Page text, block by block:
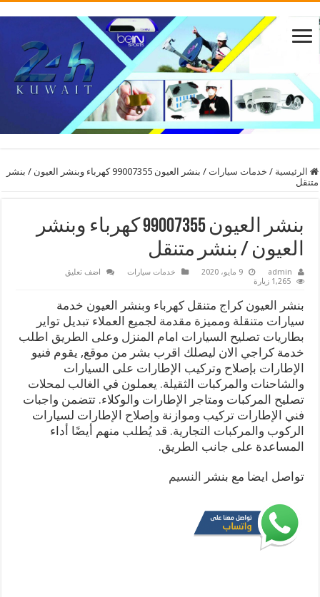
الرئيسية / خدمات سيارات /
بنشر العيون 99007355 كهرباء وبنشر العيون / بنشر
متنقل
بنشر العيون 99007355 كهرباء وبنشر
العيون / بنشر متنقل
admin 9 مايو، 2020 خدمات سيارات
اضف تعليق
1,265 زيارة
بنشر العيون كراج متنقل كهرباء وبنشر العيون خدمة
سيارات متنقلة ومميزة مقدمة لجميع العملاء تبديل تواير
بطاريات تصليح السيارات امام المنزل وعلى الطريق اطلب
خدمة كراجي الان ليصلك اقرب بشر من موقع, يقوم فنيو
الإطارات بإصلاح وتركيب الإطارات على السيارات
والشاحنات والمركبات الثقيلة. يعملون في الغالب لمحلات
تصليح المركبات ومتاجر الإطارات والوكلاء. تتضمن واجبات
فني الإطارات تركيب وموازنة وإصلاح الإطارات لسيارات
الركوب والمركبات التجارية. قد يُطلب منهم أيضًا أداء
المساعدة على جانب الطريق.
تواصل ايضا مع بنشر النسيم